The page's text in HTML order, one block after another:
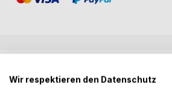
Wir respektieren den Datenschutz